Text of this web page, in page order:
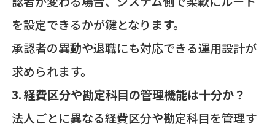
を設定できるかが鍵となります。
承認者の異動や退職にも対応できる運用設計が
求められます。
3. 経費区分や勘定科目の管理機能は十分か？
法人ごとに異なる経費区分や勘定科目を管理す